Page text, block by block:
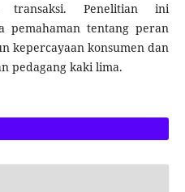
transaksi. Penelitian ini
pemahaman tentang peran
kepercayaan konsumen dan
pedagang kaki lima.